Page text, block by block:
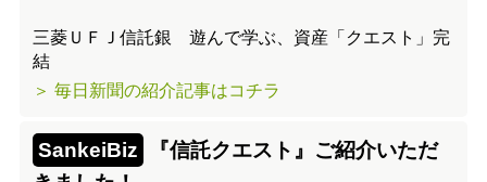
三菱ＵＦＪ信託銀 遊んで学ぶ、資産「クエスト」完
結
＞ 毎日新聞の紹介記事はコチラ
SankeiBiz
『信託クエスト』ご紹介いただ